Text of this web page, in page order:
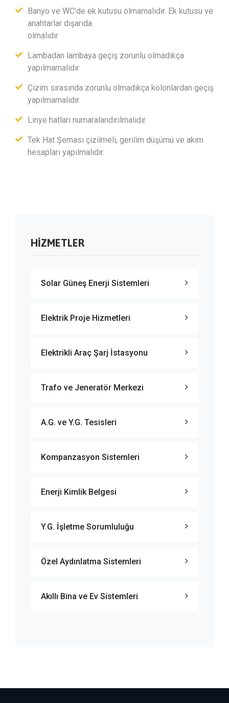
Banyo ve WC’de ek kutusu olmamalıdır. Ek kutusu ve
anahtarlar dışarıda
olmalıdır
Lambadan lambaya geçiş zorunlu olmadıkça
yapılmamalıdır
Çizim sırasında zorunlu olmadıkça kolonlardan geçiş
yapılmamalıdır.
Linye hatları numaralandırılmalıdır.
Tek Hat Şeması çizilmeli, gerilim düşümü ve akım
hesapları yapılmalıdır.
HIZMETLER
Solar Güneş Enerji Sistemleri
Elektrik Proje Hizmetleri
Elektrikli Araç Şarj İstasyonu
Trafo ve Jeneratör Merkezi
A.G. ve Y.G. Tesisleri
Kompanzasyon Sistemleri
Enerji Kimlik Belgesi
Y.G. İşletme Sorumluluğu
Özel Aydınlatma Sistemleri
Akıllı Bina ve Ev Sistemleri